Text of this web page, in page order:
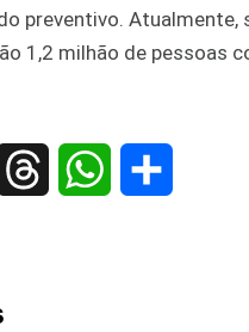
preventivo.
1,2 milhão de pessoas